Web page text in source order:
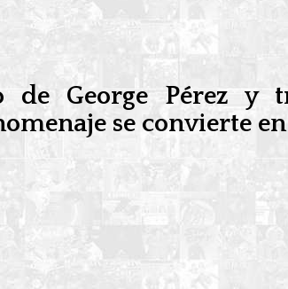
de George Pérez y
se convierte